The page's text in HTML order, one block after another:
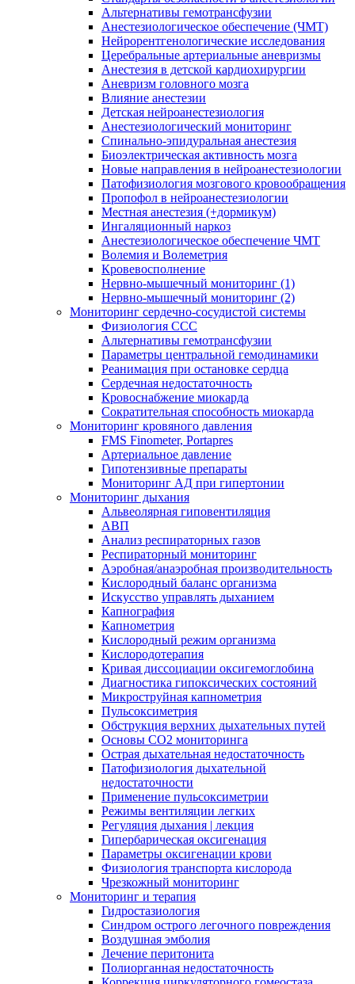
Альтернативы гемотрансфузии
Анестезиологическое обеспечение (ЧМТ)
Нейрорентгенологические исследования
Церебральные артериальные аневризмы
Анестезия в детской кардиохирургии
Аневризм головного мозга
Влияние анестезии
Детская нейроанестезиология
Анестезиологический мониторинг
Спинально-эпидуральная анестезия
Биоэлектрическая активность мозга
Новые направления в нейроанестезиологии
Патофизиология мозгового кровообращения
Пропофол в нейроанестезиологии
Местная анестезия (+дормикум)
Ингаляционный наркоз
Анестезиологическое обеспечение ЧМТ
Волемия и Волеметрия
Кровевосполнение
Нервно-мышечный мониторинг (1)
Нервно-мышечный мониторинг (2)
Мониторинг сердечно-сосудистой системы
Физиология ССС
Альтернативы гемотрансфузии
Параметры центральной гемодинамики
Реанимация при остановке сердца
Сердечная недостаточность
Кровоснабжение миокарда
Сократительная способность миокарда
Мониторинг кровяного давления
FMS Finometer, Portapres
Артериальное давление
Гипотензивные препараты
Мониторинг АД при гипертонии
Мониторинг дыхания
Альвеолярная гиповентиляция
АВП
Анализ респираторных газов
Респираторный мониторинг
Аэробная/анаэробная производительность
Кислородный баланс организма
Искусство управлять дыханием
Капнография
Капнометрия
Кислородный режим организма
Кислородотерапия
Кривая диссоциации оксигемоглобина
Диагностика гипоксических состояний
Микроструйная капнометрия
Пульсоксиметрия
Обструкция верхних дыхательных путей
Основы СО2 мониторинга
Острая дыхательная недостаточность
Патофизиология дыхательной
недостаточности
Применение пульсоксиметрии
Режимы вентиляции легких
Регуляция дыхания | лекция
Гипербарическая оксигенация
Параметры оксигенации крови
Физиология транспорта кислорода
Чрезкожный мониторинг
Мониторинг и терапия
Гидростазиология
Cиндром острого легочного повреждения
Воздушная эмболия
Лечение перитонита
Полиорганная недостаточность